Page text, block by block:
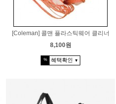
[Coleman] 콜맨 플라스틱웨어 클리너
8,100원
% 혜택확인 ▼